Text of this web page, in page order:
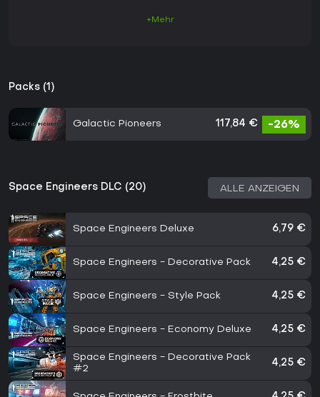
+Mehr
Packs (1)
Galactic Pioneers 117,84 € -26%
Space Engineers DLC (20) ALLE ANZEIGEN
Space Engineers Deluxe 6,79 €
Space Engineers - Decorative Pack 4,25 €
Space Engineers - Style Pack 4,25 €
Space Engineers - Economy Deluxe 4,25 €
Space Engineers - Decorative Pack
#2
4,25 €